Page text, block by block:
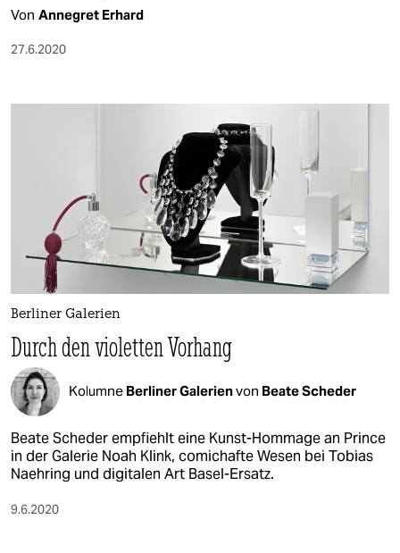
Von Annegret Erhard
27.6.2020
Berliner Galerien
Durch den violetten Vorhang
Kolumne Berliner Galerienvon Beate Scheder
Beate Scheder empfiehlt eine Kunst-Hommage an Prince
in der Galerie Noah Klink, comichafte Wesen bei Tobias
Naehring und digitalen Art Basel-Ersatz.
9.6.2020